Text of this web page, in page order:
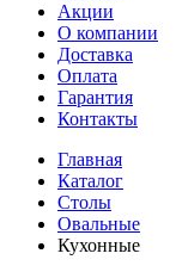
Акции
О компании
Доставка
Оплата
Гарантия
Контакты
Главная
Каталог
Столы
Овальные
Кухонные